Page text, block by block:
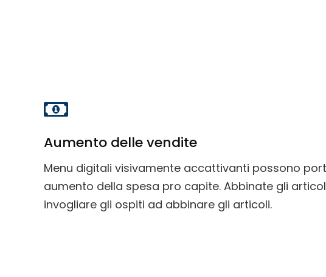
Aumento delle vendite
Menu digitali visivamente accattivanti possono
aumento della spesa pro capite. Abbinate gli
invogliare gli ospiti ad abbinare gli articoli.